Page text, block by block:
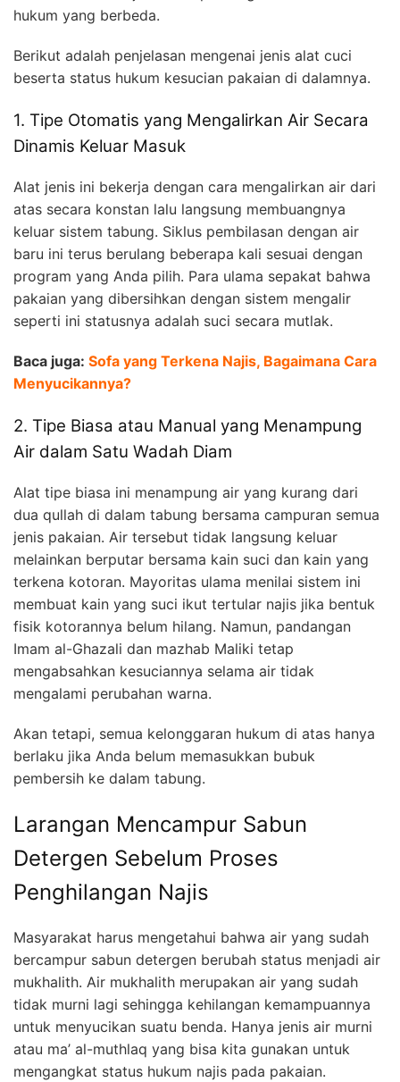
hukum yang berbeda.
Berikut adalah penjelasan mengenai jenis alat cuci
beserta status hukum kesucian pakaian di dalamnya.
1. Tipe Otomatis yang Mengalirkan Air Secara
Dinamis Keluar Masuk
Alat jenis ini bekerja dengan cara mengalirkan air dari
atas secara konstan lalu langsung membuangnya
keluar sistem tabung. Siklus pembilasan dengan air
baru ini terus berulang beberapa kali sesuai dengan
program yang Anda pilih. Para ulama sepakat bahwa
pakaian yang dibersihkan dengan sistem mengalir
seperti ini statusnya adalah suci secara mutlak.
Baca juga: Sofa yang Terkena Najis, Bagaimana Cara
Menyucikannya?
2. Tipe Biasa atau Manual yang Menampung
Air dalam Satu Wadah Diam
Alat tipe biasa ini menampung air yang kurang dari
dua qullah di dalam tabung bersama campuran semua
jenis pakaian. Air tersebut tidak langsung keluar
melainkan berputar bersama kain suci dan kain yang
terkena kotoran. Mayoritas ulama menilai sistem ini
membuat kain yang suci ikut tertular najis jika bentuk
fisik kotorannya belum hilang. Namun, pandangan
Imam al-Ghazali dan mazhab Maliki tetap
mengabsahkan kesuciannya selama air tidak
mengalami perubahan warna.
Akan tetapi, semua kelonggaran hukum di atas hanya
berlaku jika Anda belum memasukkan bubuk
pembersih ke dalam tabung.
Larangan Mencampur Sabun
Detergen Sebelum Proses
Penghilangan Najis
Masyarakat harus mengetahui bahwa air yang sudah
bercampur sabun detergen berubah status menjadi air
mukhalith. Air mukhalith merupakan air yang sudah
tidak murni lagi sehingga kehilangan kemampuannya
untuk menyucikan suatu benda. Hanya jenis air murni
atau ma’ al-muthlaq yang bisa kita gunakan untuk
mengangkat status hukum najis pada pakaian.